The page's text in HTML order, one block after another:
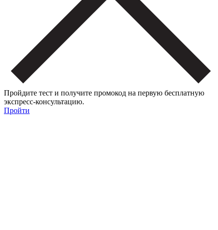
Пройдите тест и получите промокод на первую бесплатную
экспресс-консультацию.
Пройти